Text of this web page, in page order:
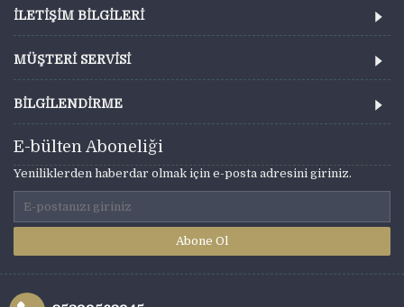
İLETİŞİM BİLGİLERİ
MÜŞTERİ SERVİSİ
BİLGİLENDİRME
E-bülten Aboneliği
Yeniliklerden haberdar olmak için e-posta adresini giriniz.
Abone Ol